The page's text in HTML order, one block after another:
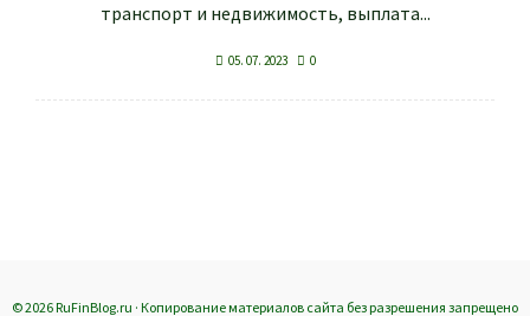
транспорт и недвижимость, выплата...
05. 07. 2023 0
© 2026 RuFinBlog.ru · Копирование материалов сайта без разрешения запрещено